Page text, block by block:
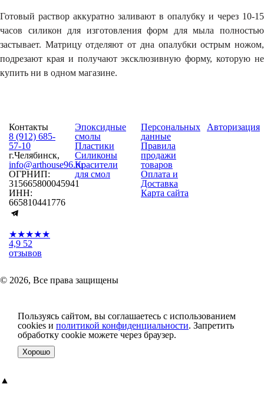
Готовый раствор аккуратно заливают в опалубку и через 10-15
часов силикон для изготовления форм для мыла
полностью
застывает. Матрицу отделяют от дна опалубки острым ножом,
подрезают края и получают эксклюзивную форму, которую не
купить ни в одном магазине.
Контакты
8 (912) 685-
57-10
г.Челябинск,
info@arthouse96.ru
ОГРНИП:
315665800045941
ИНН:
665810441776
★★★★★
4,9 52
отзывов
Эпоксидные
смолы
Пластики
Силиконы
Красители
для смол
Персональных
данные
Правила
продажи
товаров
Оплата и
Доставка
Карта сайта
Авторизация
© 2026, Все права защищены
Пользуясь сайтом, вы соглашаетесь с использованием
cookies и политикой конфиденциальности. Запретить
обработку cookie можете через браузер.
Хорошо
▲